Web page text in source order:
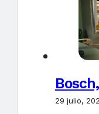
29 julio,